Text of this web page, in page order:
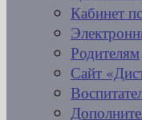
Кабинет
Родителям
Сайт